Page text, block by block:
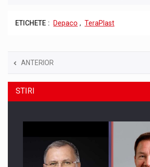
ETICHETE : Depaco , TeraPlast
ANTERIOR
STIRI